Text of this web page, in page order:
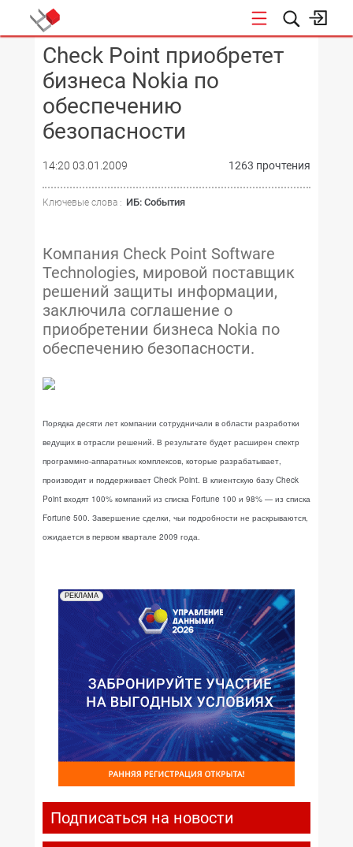
КОНФЕРЕНЦИИ
Сheck Point приобретет
бизнеса Nokia по
обеспечению
безопасности
14:20 03.01.2009 1263 прочтения
Ключевые слова : ИБ: События
Компания Check Point Software
Technologies, мировой поставщик
решений защиты информации,
заключила соглашение о
приобретении бизнеса Nokia по
обеспечению безопасности.
Порядка десяти лет компании сотрудничали в области разработки
ведущих в отрасли решений. В результате будет расширен спектр
программно-аппаратных комплексов, которые разрабатывает,
производит и поддерживает Check Point. В клиентскую базу Check
Point входят 100% компаний из списка Fortune 100 и 98% — из списка
Fortune 500. Завершение сделки, чьи подробности не раскрываются,
ожидается в первом квартале 2009 года.
РЕКЛАМА
Подписаться на новости